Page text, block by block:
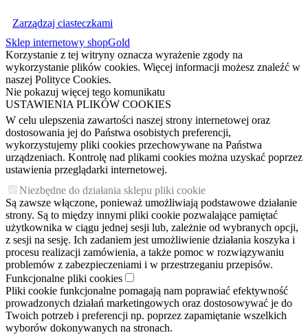
Zarządzaj ciasteczkami
Sklep internetowy shopGold
Korzystanie z tej witryny oznacza wyrażenie zgody na
wykorzystanie plików cookies. Więcej informacji możesz znaleźć w
naszej Polityce Cookies.
Nie pokazuj więcej tego komunikatu
USTAWIENIA PLIKÓW COOKIES
W celu ulepszenia zawartości naszej strony internetowej oraz
dostosowania jej do Państwa osobistych preferencji,
wykorzystujemy pliki cookies przechowywane na Państwa
urządzeniach. Kontrolę nad plikami cookies można uzyskać poprzez
ustawienia przeglądarki internetowej.
Niezbędne do działania sklepu pliki cookie
Są zawsze włączone, ponieważ umożliwiają podstawowe działanie
strony. Są to między innymi pliki cookie pozwalające pamiętać
użytkownika w ciągu jednej sesji lub, zależnie od wybranych opcji,
z sesji na sesję. Ich zadaniem jest umożliwienie działania koszyka i
procesu realizacji zamówienia, a także pomoc w rozwiązywaniu
problemów z zabezpieczeniami i w przestrzeganiu przepisów.
Funkcjonalne pliki cookies
Pliki cookie funkcjonalne pomagają nam poprawiać efektywność
prowadzonych działań marketingowych oraz dostosowywać je do
Twoich potrzeb i preferencji np. poprzez zapamiętanie wszelkich
wyborów dokonywanych na stronach.